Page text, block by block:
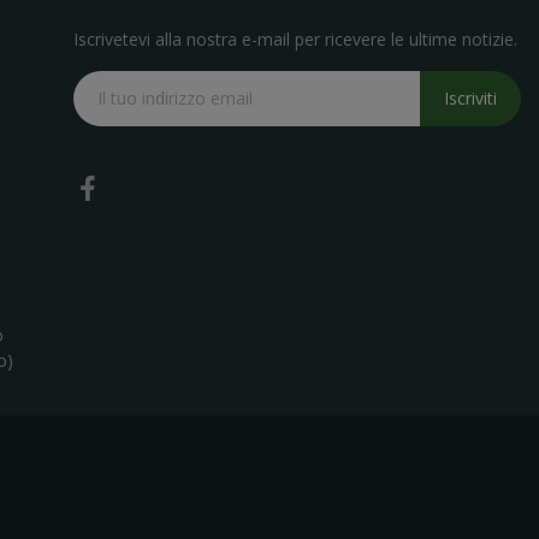
Iscrivetevi alla nostra e-mail per ricevere le ultime notizie.
Iscriviti